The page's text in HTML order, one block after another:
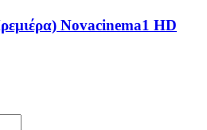
Novacinema1 HD